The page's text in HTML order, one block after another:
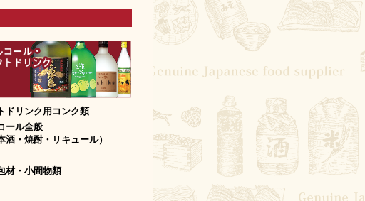
ドリンク用コンク類
ール全般
酒・焼酎・リキュール）
材・小間物類